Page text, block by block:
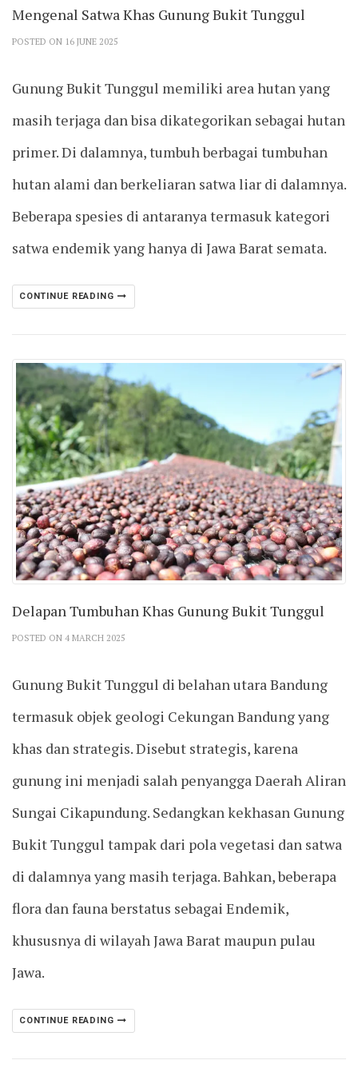
Mengenal Satwa Khas Gunung Bukit Tunggul
POSTED ON 16 JUNE 2025
Gunung Bukit Tunggul memiliki area hutan yang
masih terjaga dan bisa dikategorikan sebagai hutan
primer. Di dalamnya, tumbuh berbagai tumbuhan
hutan alami dan berkeliaran satwa liar di dalamnya.
Beberapa spesies di antaranya termasuk kategori
satwa endemik yang hanya di Jawa Barat semata.
CONTINUE READING
Delapan Tumbuhan Khas Gunung Bukit Tunggul
POSTED ON 4 MARCH 2025
Gunung Bukit Tunggul di belahan utara Bandung
termasuk objek geologi Cekungan Bandung yang
khas dan strategis. Disebut strategis, karena
gunung ini menjadi salah penyangga Daerah Aliran
Sungai Cikapundung. Sedangkan kekhasan Gunung
Bukit Tunggul tampak dari pola vegetasi dan satwa
di dalamnya yang masih terjaga. Bahkan, beberapa
flora dan fauna berstatus sebagai Endemik,
khususnya di wilayah Jawa Barat maupun pulau
Jawa.
CONTINUE READING